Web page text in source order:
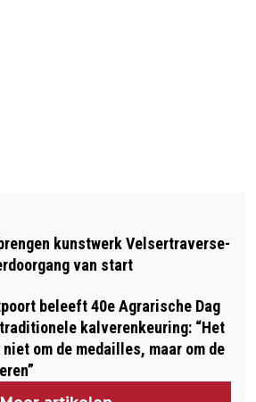
BANDS OP HET
BANDJESAVONDEN
IN DE KASTEELTUIN?
ZOEKT KOREN VOOR
kunstwerk Velsertraverse-
van start
beleeft 40e Agrarische Dag
kalverenkeuring: “Het
niet om de medailles, maar om de